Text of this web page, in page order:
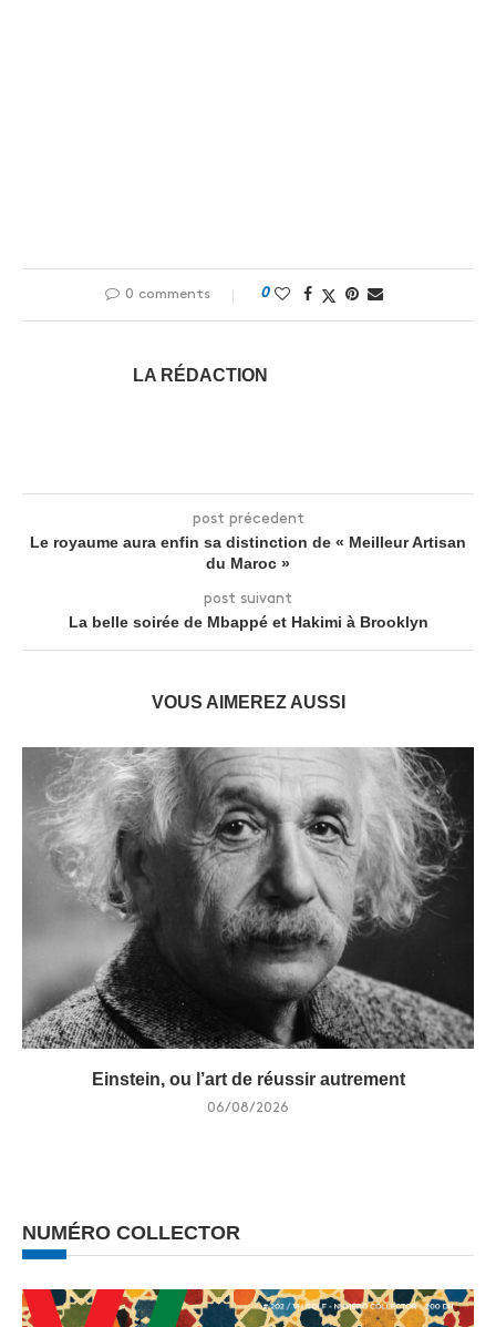
0 comments 0
LA RÉDACTION
post précedent
Le royaume aura enfin sa distinction de « Meilleur Artisan
du Maroc »
post suivant
La belle soirée de Mbappé et Hakimi à Brooklyn
VOUS AIMEREZ AUSSI
Einstein, ou l’art de réussir autrement
06/08/2026
NUMÉRO COLLECTOR